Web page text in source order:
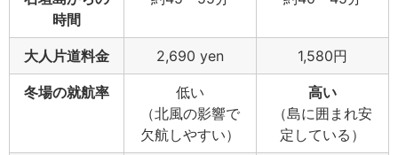
時間
大人片道料金 2,690 yen 1,580円
冬場の就航率
低い
（北風の影響で
欠航しやすい）
高い
（島に囲まれ安
定している）